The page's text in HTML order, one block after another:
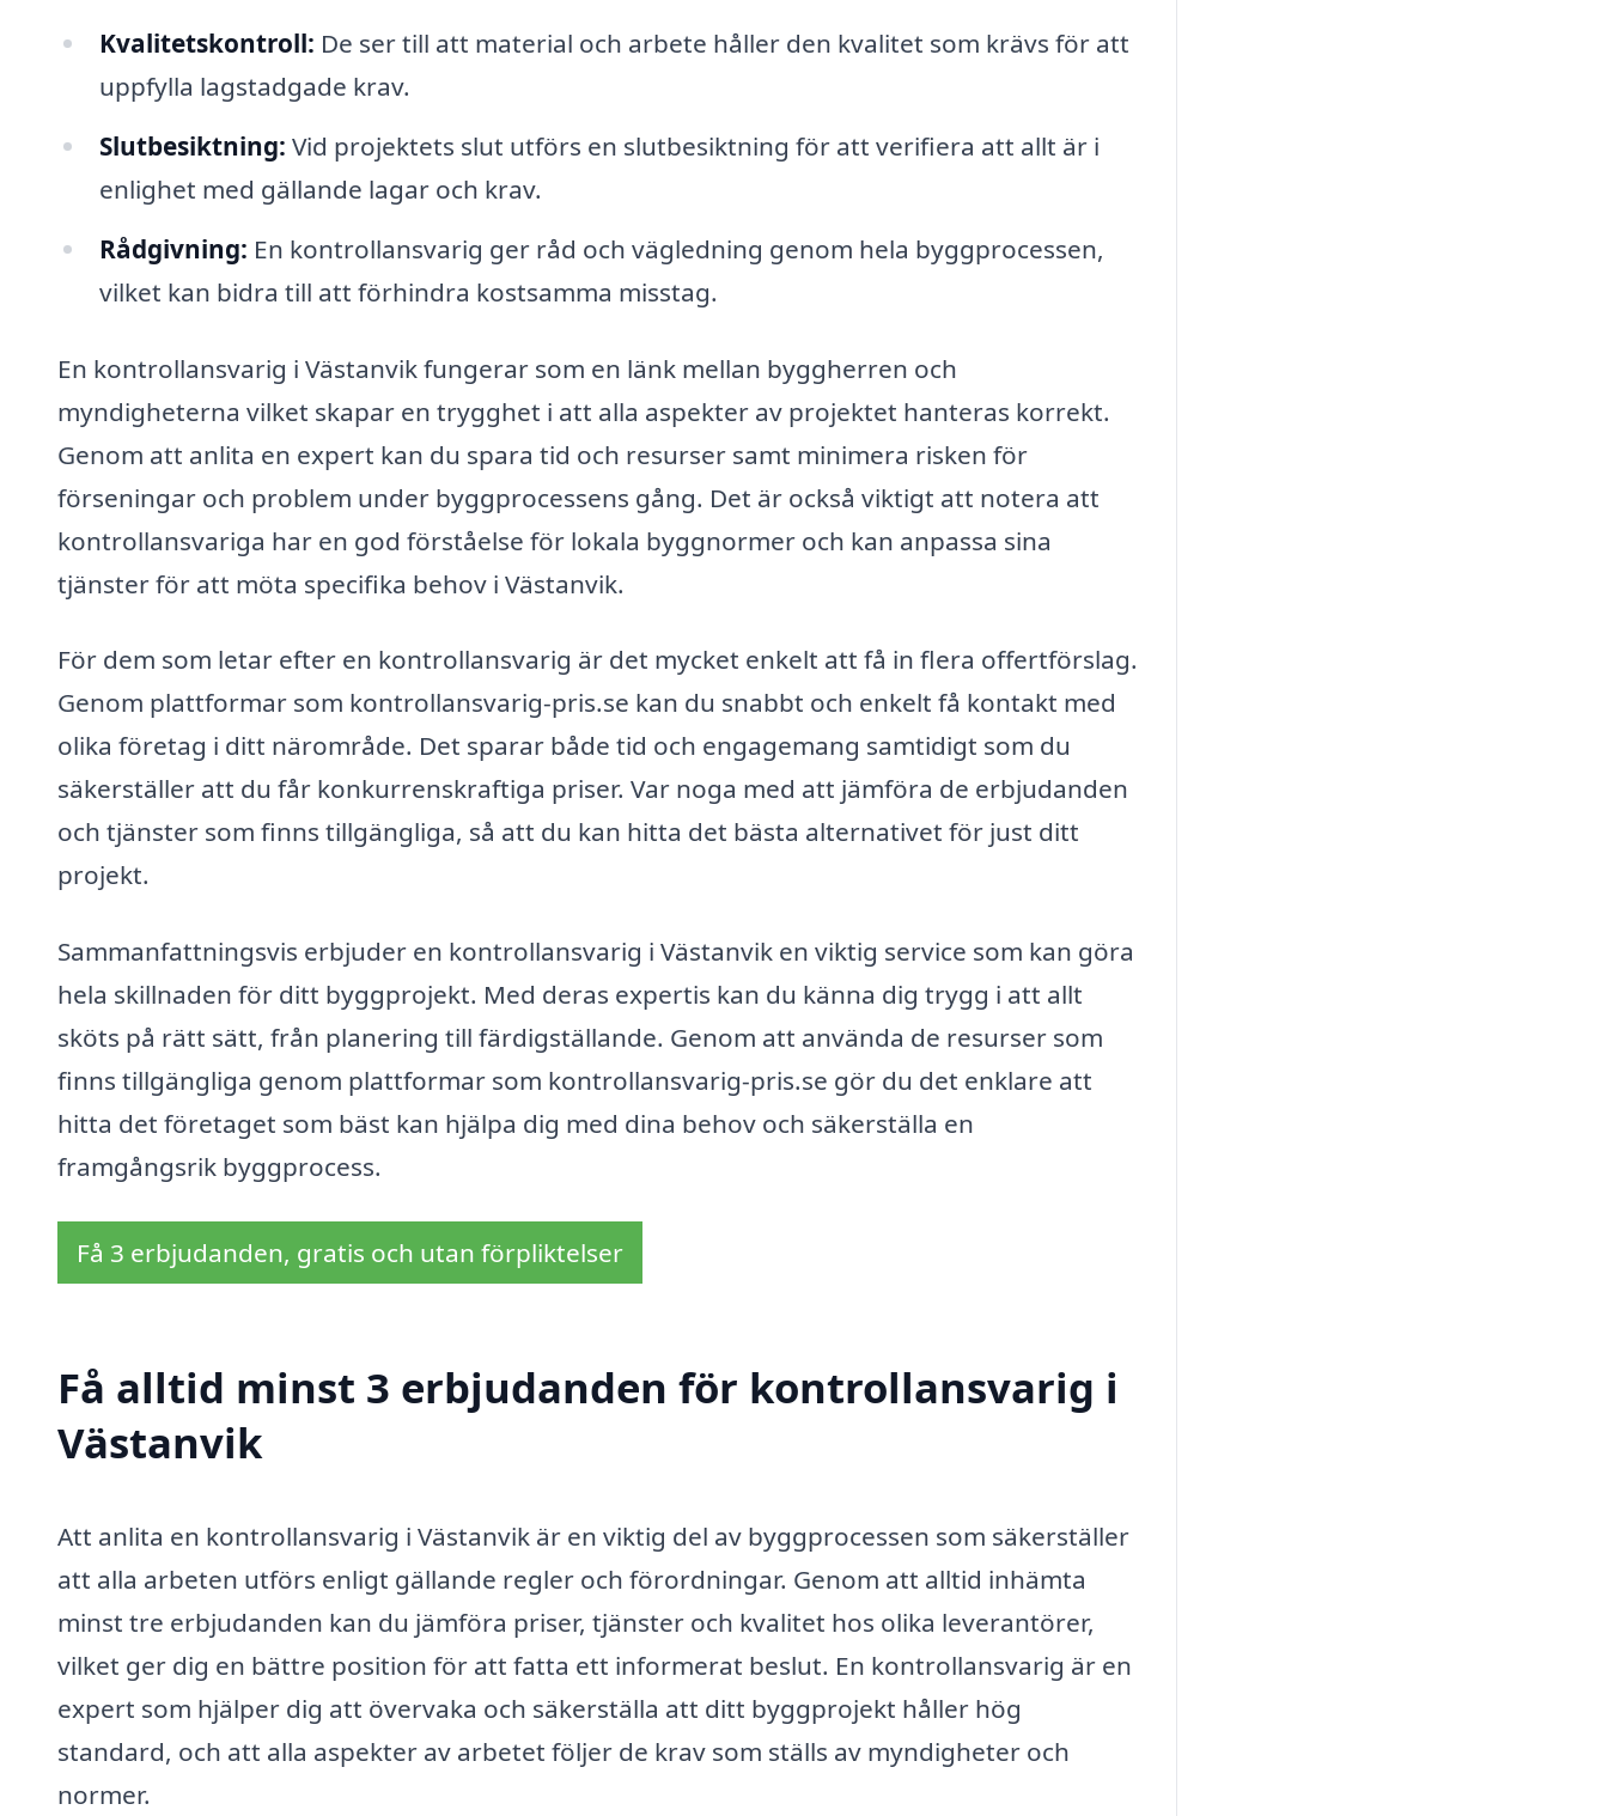
Kvalitetskontroll: De ser till att material och arbete håller den kvalitet som krävs för att
uppfylla lagstadgade krav.
Slutbesiktning: Vid projektets slut utförs en slutbesiktning för att verifiera att allt är i
enlighet med gällande lagar och krav.
Rådgivning: En kontrollansvarig ger råd och vägledning genom hela byggprocessen,
vilket kan bidra till att förhindra kostsamma misstag.
En kontrollansvarig i Västanvik fungerar som en länk mellan byggherren och
myndigheterna vilket skapar en trygghet i att alla aspekter av projektet hanteras korrekt.
Genom att anlita en expert kan du spara tid och resurser samt minimera risken för
förseningar och problem under byggprocessens gång. Det är också viktigt att notera att
kontrollansvariga har en god förståelse för lokala byggnormer och kan anpassa sina
tjänster för att möta specifika behov i Västanvik.
För dem som letar efter en kontrollansvarig är det mycket enkelt att få in flera offertförslag.
Genom plattformar som kontrollansvarig-pris.se kan du snabbt och enkelt få kontakt med
olika företag i ditt närområde. Det sparar både tid och engagemang samtidigt som du
säkerställer att du får konkurrenskraftiga priser. Var noga med att jämföra de erbjudanden
och tjänster som finns tillgängliga, så att du kan hitta det bästa alternativet för just ditt
projekt.
Sammanfattningsvis erbjuder en kontrollansvarig i Västanvik en viktig service som kan göra
hela skillnaden för ditt byggprojekt. Med deras expertis kan du känna dig trygg i att allt
sköts på rätt sätt, från planering till färdigställande. Genom att använda de resurser som
finns tillgängliga genom plattformar som kontrollansvarig-pris.se gör du det enklare att
hitta det företaget som bäst kan hjälpa dig med dina behov och säkerställa en
framgångsrik byggprocess.
Få 3 erbjudanden, gratis och utan förpliktelser
Få alltid minst 3 erbjudanden för kontrollansvarig i
Västanvik
Att anlita en kontrollansvarig i Västanvik är en viktig del av byggprocessen som säkerställer
att alla arbeten utförs enligt gällande regler och förordningar. Genom att alltid inhämta
minst tre erbjudanden kan du jämföra priser, tjänster och kvalitet hos olika leverantörer,
vilket ger dig en bättre position för att fatta ett informerat beslut. En kontrollansvarig är en
expert som hjälper dig att övervaka och säkerställa att ditt byggprojekt håller hög
standard, och att alla aspekter av arbetet följer de krav som ställs av myndigheter och
normer.